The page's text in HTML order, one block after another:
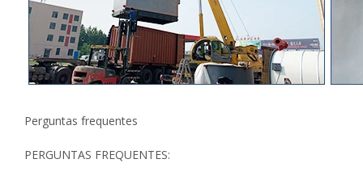
Perguntas frequentes
PERGUNTAS FREQUENTES: